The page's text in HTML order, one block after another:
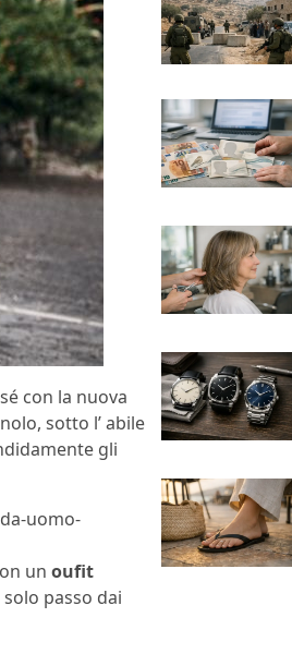
con la nuova
sotto l’ abile
gli
uomo-
un oufit
passo dai